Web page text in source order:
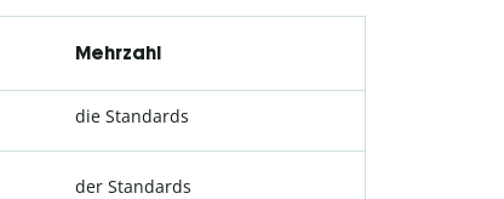
Mehrzahl
die Standards
der Standards